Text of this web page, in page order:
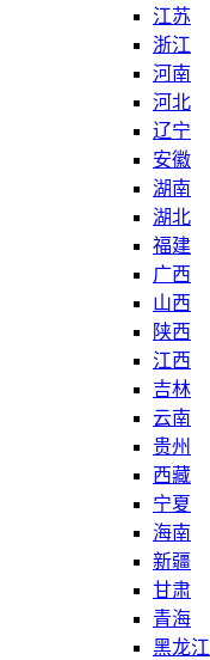
江苏
浙江
河南
河北
辽宁
安徽
湖南
湖北
福建
广西
山西
陕西
江西
吉林
云南
贵州
西藏
宁夏
海南
新疆
甘肃
青海
黑龙江